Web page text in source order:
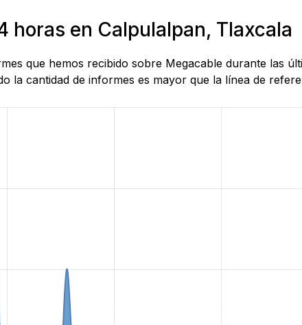
horas en Calpulalpan, Tlaxcala
que hemos recibido sobre Megacable durante las
la cantidad de informes es mayor que la línea de